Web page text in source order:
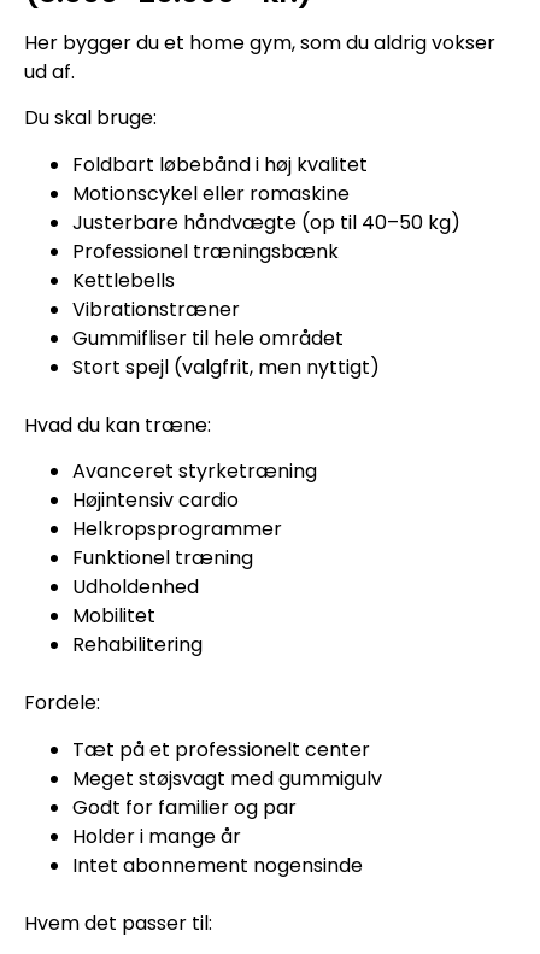
Her bygger du et home gym, som du aldrig vokser
ud af.
Du skal bruge:
Foldbart løbebånd i høj kvalitet
Motionscykel eller romaskine
Justerbare håndvægte (op til 40–50 kg)
Professionel træningsbænk
Kettlebells
Vibrationstræner
Gummifliser til hele området
Stort spejl (valgfrit, men nyttigt)
Hvad du kan træne:
Avanceret styrketræning
Højintensiv cardio
Helkropsprogrammer
Funktionel træning
Udholdenhed
Mobilitet
Rehabilitering
Fordele:
Tæt på et professionelt center
Meget støjsvagt med gummigulv
Godt for familier og par
Holder i mange år
Intet abonnement nogensinde
Hvem det passer til: